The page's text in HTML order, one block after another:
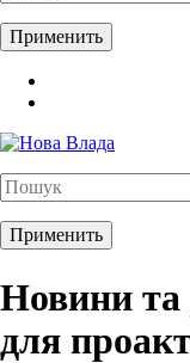
Новини та
для